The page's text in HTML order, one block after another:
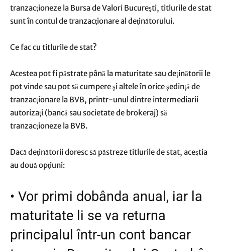
tranzacţioneze la Bursa de Valori Bucureşti, titlurile de stat
sunt în contul de tranzacţionare al deţinătorului.
Ce fac cu titlurile de stat?
Acestea pot fi păstrate până la maturitate sau deţinătorii le
pot vinde sau pot să cumpere şi altele în orice şedinţă de
tranzacţionare la BVB, printr-unul dintre intermediarii
autorizaţi (bancă sau societate de brokeraj) să
tranzacţioneze la BVB.
Dacă deţinătorii doresc să păstreze titlurile de stat, aceştia
au două opţiuni:
• Vor primi dobânda anual, iar la
maturitate li se va returna
principalul într-un cont bancar